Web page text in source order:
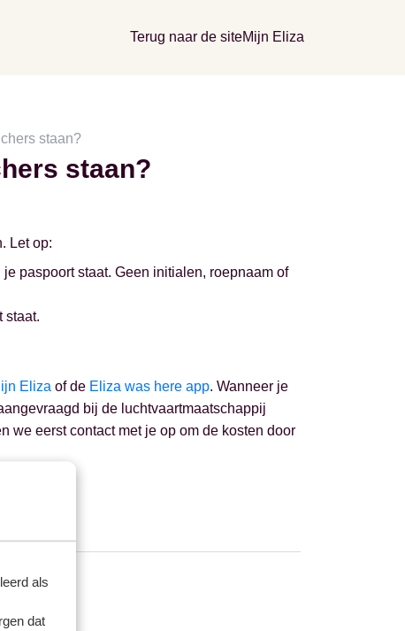
als
dat
Terug naar de siteMijn Eliza
staan?
staan?
Let op:
paspoort staat. Geen initialen, roepnaam of
staat.
Eliza of de Eliza was here app. Wanneer je
bij de luchtvaartmaatschappij
we eerst contact met je op om de kosten door